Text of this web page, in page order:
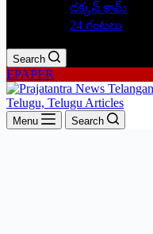
దక్కన్.కామ్
24 గంటలు
Search
EPAPER
Menu Search